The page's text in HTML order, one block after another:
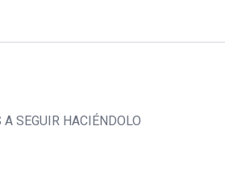
SEGUIR HACIÉNDOLO